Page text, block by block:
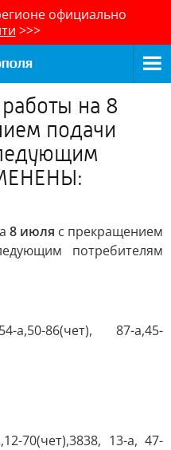
официально
>>>
на 8
подачи
8 июля с прекращением
потребителям
86(чет), 87-а,45-
70(чет),3838, 13-а, 47-